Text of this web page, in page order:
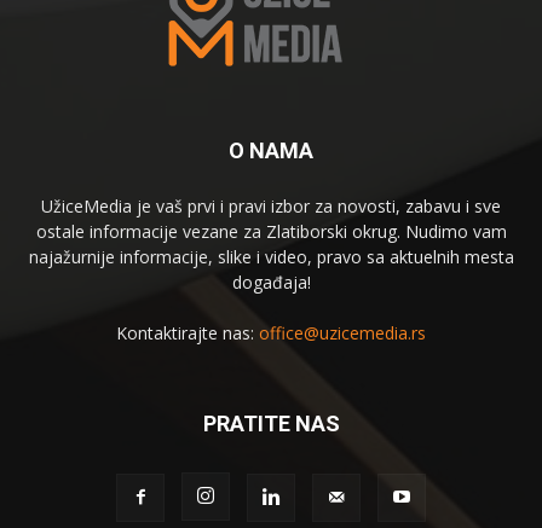
O NAMA
UžiceMedia je vaš prvi i pravi izbor za novosti, zabavu i sve
ostale informacije vezane za Zlatiborski okrug. Nudimo vam
najažurnije informacije, slike i video, pravo sa aktuelnih mesta
događaja!
Kontaktirajte nas: office@uzicemedia.rs
PRATITE NAS